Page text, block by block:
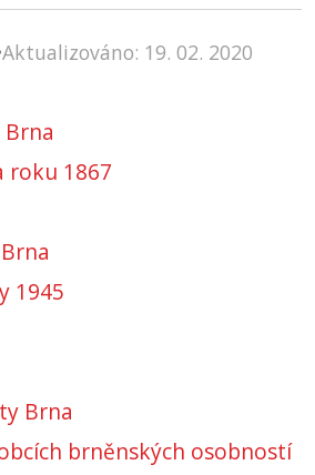
Aktualizováno: 19. 02. 2020
roku 1867
1945
Brna
brněnských osobností